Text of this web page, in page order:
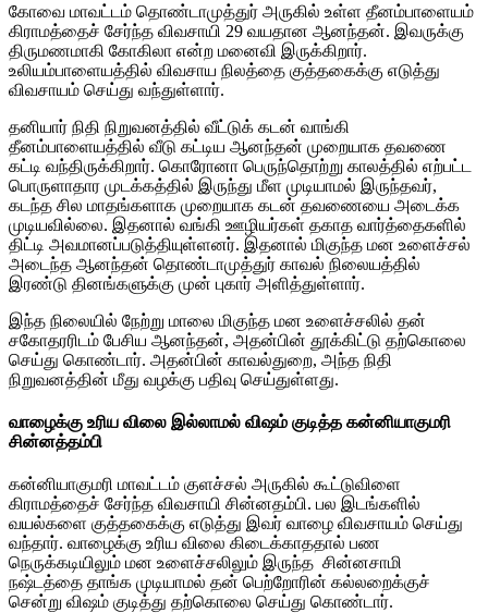
கோவை மாவட்டம் தொண்டாமுத்துர் அருகில் உள்ள தீனம்பாளையம்
கிராமத்தைச் சேர்ந்த விவசாயி 29 வயதான ஆனந்தன். இவருக்கு
திருமணமாகி கோகிலா என்ற மனைவி இருக்கிறார்.
உலியம்பாளையத்தில் விவசாய நிலத்தை குத்தகைக்கு எடுத்து
விவசாயம் செய்து வந்துள்ளார்.
தனியார் நிதி நிறுவனத்தில் வீட்டுக் கடன் வாங்கி
தீனம்பாளையத்தில் வீடு கட்டிய ஆனந்தன் முறையாக தவணை
கட்டி வந்திருக்கிறார். கொரோனா பெருந்தொற்று காலத்தில் எற்பட்ட
பொருளாதார முடக்கத்தில் இருந்து மீள முடியாமல் இருந்தவர்,
கடந்த சில மாதங்களாக முறையாக கடன் தவணையை அடைக்க
முடியவில்லை. இதனால் வங்கி ஊழியர்கள் தகாத வார்த்தைகளில்
திட்டி அவமானப்படுத்தியுள்ளனர். இதனால் மிகுந்த மன உளைச்சல்
அடைந்த ஆனந்தன் தொண்டாமுத்துர் காவல் நிலையத்தில்
இரண்டு தினங்களுக்கு முன் புகார் அளித்துள்ளார்.
இந்த நிலையில் நேற்று மாலை மிகுந்த மன உளைச்சலில் தன்
சகோதரரிடம் பேசிய ஆனந்தன், அதன்பின் தூக்கிட்டு தற்கொலை
செய்து கொண்டார். அதன்பின் காவல்துறை, அந்த நிதி
நிறுவனத்தின் மீது வழக்கு பதிவு செய்துள்ளது.
வாழைக்கு உரிய விலை இல்லாமல் விஷம் குடித்த கன்னியாகுமரி
சின்னத்தம்பி
கன்னியாகுமரி மாவட்டம் குளச்சல் அருகில் கூட்டுவிளை
கிராமத்தைச் சேர்ந்த விவசாயி சின்னதம்பி. பல இடங்களில்
வயல்களை குத்தகைக்கு எடுத்து இவர் வாழை விவசாயம் செய்து
வந்தார். வாழைக்கு உரிய விலை கிடைக்காததால் பண
நெருக்கடியிலும் மன உளைச்சலிலும் இருந்த சின்னசாமி
நஷ்டத்தை தாங்க முடியாமல் தன் பெற்றோரின் கல்லறைக்குச்
சென்று விஷம் குடித்து தற்கொலை செய்து கொண்டார்.